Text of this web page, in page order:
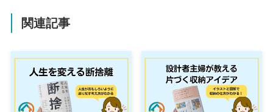
関連記事